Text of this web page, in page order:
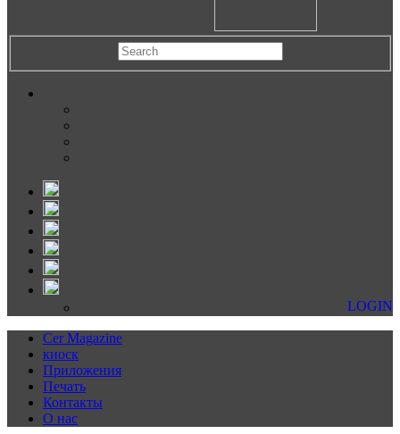
LOGIN
Cer Magazine
киоск
Приложения
Печать
Контакты
О нас